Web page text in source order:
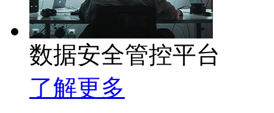
数据安全管控平台
了解更多